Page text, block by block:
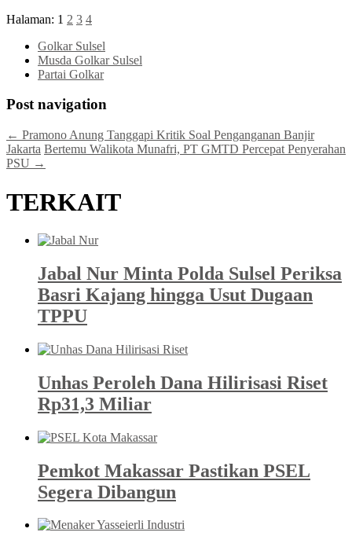
Halaman: 1 2 3 4
Golkar Sulsel
Musda Golkar Sulsel
Partai Golkar
Post navigation
← Pramono Anung Tanggapi Kritik Soal Penganganan Banjir
Jakarta Bertemu Walikota Munafri, PT GMTD Percepat Penyerahan
PSU →
TERKAIT
Jabal Nur Minta Polda Sulsel Periksa
Basri Kajang hingga Usut Dugaan
TPPU
Unhas Peroleh Dana Hilirisasi Riset
Rp31,3 Miliar
Pemkot Makassar Pastikan PSEL
Segera Dibangun